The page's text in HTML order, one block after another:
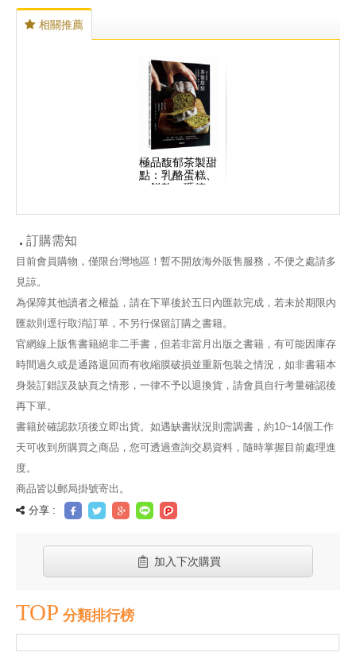
相關推薦
極品馥郁茶製甜
點：乳酪蛋糕、
餅乾、瑪德
好滋味
訂購需知
目前會員購物，僅限台灣地區！暫不開放海外販售服務，不便之處請多
見諒。
為保障其他讀者之權益，請在下單後於五日內匯款完成，若未於期限內
匯款則逕行取消訂單，不另行保留訂購之書籍。
官網線上販售書籍絕非二手書，但若非當月出版之書籍，有可能因庫存
時間過久或是通路退回而有收縮膜破損並重新包裝之情況，如非書籍本
身裝訂錯誤及缺頁之情形，一律不予以退換貨，請會員自行考量確認後
再下單。
書籍於確認款項後立即出貨。如遇缺書狀況則需調書，約10~14個工作
天可收到所購買之商品，您可透過查詢交易資料，隨時掌握目前處理進
度。
商品皆以郵局掛號寄出。
分享 :
加入下次購買
TOP 分類排行榜